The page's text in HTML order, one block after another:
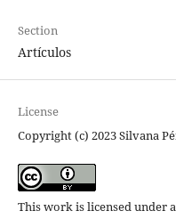
Section
Artículos
License
Copyright (c) 2023 Silvana
This work is licensed under a